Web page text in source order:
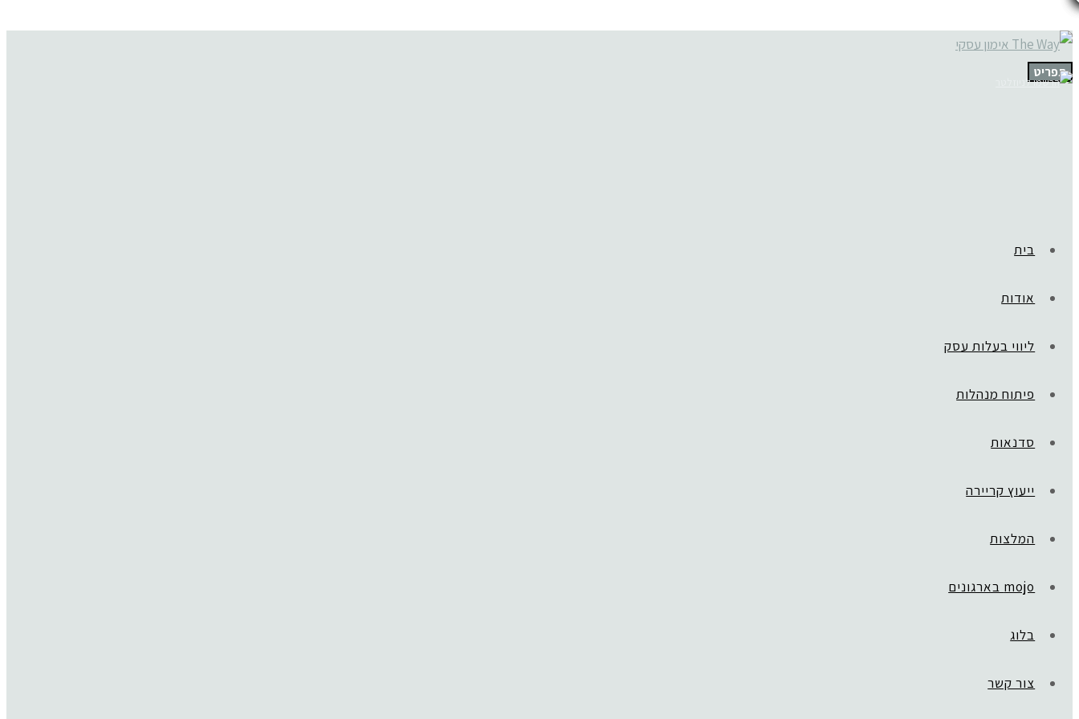
תפריט
בית
אודות
ליווי בעלות עסק
פיתוח מנהלות
סדנאות
ייעוץ קריירה
המלצות
mojo בארגונים
בלוג
צור קשר